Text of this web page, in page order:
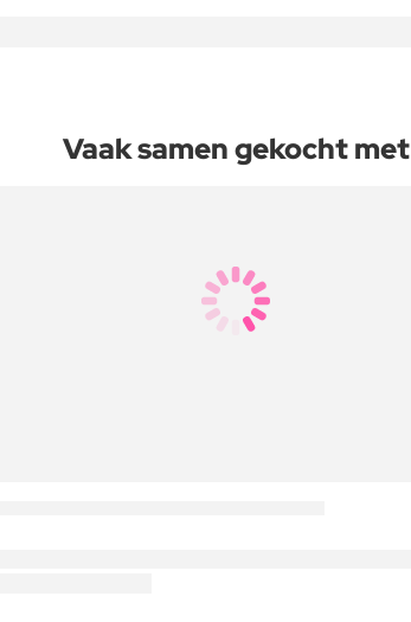
Vaak samen gekocht met